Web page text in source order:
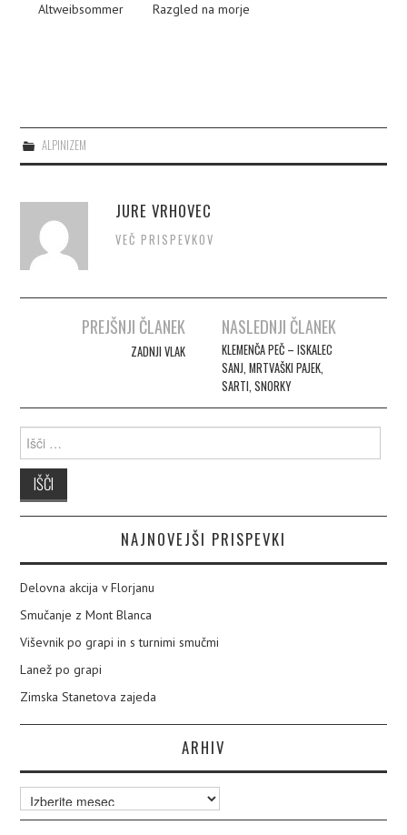
Altweibsommer Razgled na morje
ALPINIZEM
JURE VRHOVEC
VEČ PRISPEVKOV
Post navigation
PREJŠNJI ČLANEK
ZADNJI VLAK
NASLEDNJI ČLANEK
KLEMENČA PEČ – ISKALEC
SANJ, MRTVAŠKI PAJEK,
SARTI, SNORKY
Išči:
NAJNOVEJŠI PRISPEVKI
Delovna akcija v Florjanu
Smučanje z Mont Blanca
Viševnik po grapi in s turnimi smučmi
Lanež po grapi
Zimska Stanetova zajeda
ARHIV
Arhiv